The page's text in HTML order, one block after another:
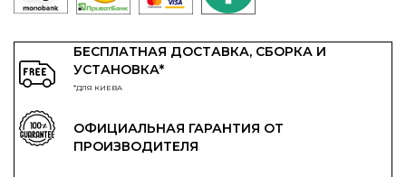
БЕСПЛАТНАЯ ДОСТАВКА, СБОРКА И
УСТАНОВКА*
*ДЛЯ КИЕВА
ОФИЦИАЛЬНАЯ ГАРАНТИЯ ОТ
ПРОИЗВОДИТЕЛЯ